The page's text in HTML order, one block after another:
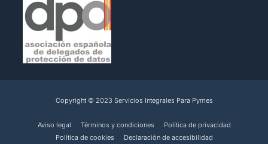
Copyright © 2023 Servicios Integrales Para Pymes
Aviso legal Términos y condiciones
Política de privacidad
Política de cookies
Declaración de accesibilidad